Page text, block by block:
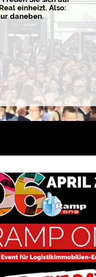
einheizt. Also:
daneben.